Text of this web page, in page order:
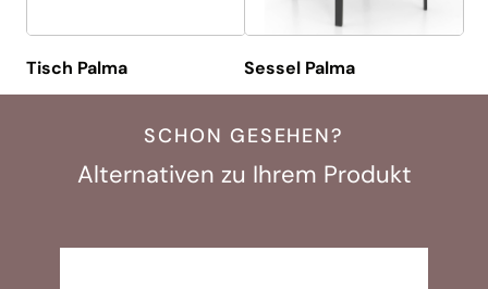
Tisch Palma Sessel Palma
SCHON GESEHEN?
Alternativen zu Ihrem Produkt